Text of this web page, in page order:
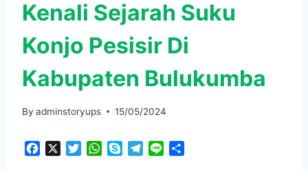
Kenali Sejarah Suku
Konjo Pesisir Di
Kabupaten Bulukumba
By adminstoryups 15/05/2024
W